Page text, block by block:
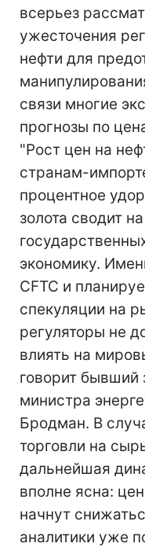
всерьез
ужесточения
нефти для
связи многие
прогнозы по
"Рост цен на
странам-
процентное
золота сводит
экономику.
CFTC и
спекуляции на
регуляторы не
влиять на
говорит бывший
министра
Бродман. В
торговли на
дальнейшая
вполне ясна:
начнут
аналитики уже